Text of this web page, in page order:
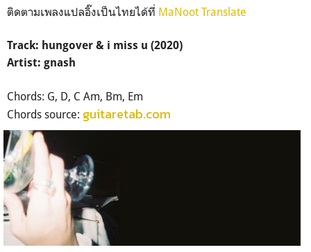
ติดตามเพลงแปลอิ๊งเป็นไทยได้ที่ MaNoot Translate
Track: hungover & i miss u (2020)
Artist: gnash
Chords: G, D, C Am, Bm, Em
Chords source: guitaretab.com